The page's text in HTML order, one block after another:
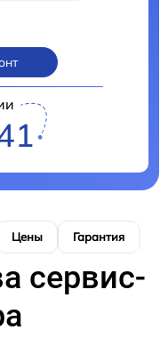
Цены Гарантия
сервис-